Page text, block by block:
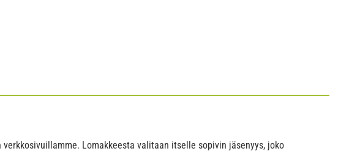
Lomakkeesta valitaan itselle sopivin jäsenyys, joko